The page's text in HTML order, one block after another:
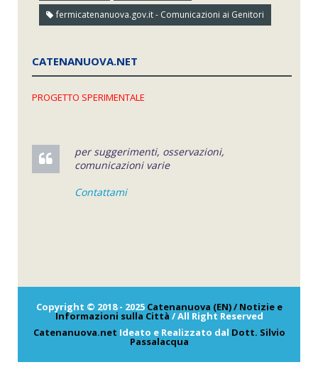
fermicatenanuova.gov.it - Comunicazioni ai Genitori
CATENANUOVA.NET
PROGETTO SPERIMENTALE
per suggerimenti, osservazioni,
comunicazioni varie
Contattami
Copyright © 2018 - 2025 Catenanuova (EN) / Notizie e
Informazioni sulla Città / All Right Reserved
Catenanuova.net Ideato e Realizzato dal Dott. Silvio
Passalacqua